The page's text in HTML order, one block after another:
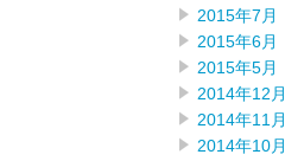
2015年7月
2015年6月
2015年5月
2014年12月
2014年11月
2014年10月